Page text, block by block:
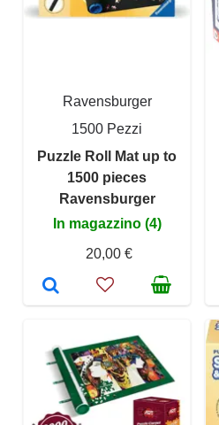
Ravensburger
1500 Pezzi
Puzzle Roll Mat up to
1500 pieces
Ravensburger
In magazzino (4)
20,00 €